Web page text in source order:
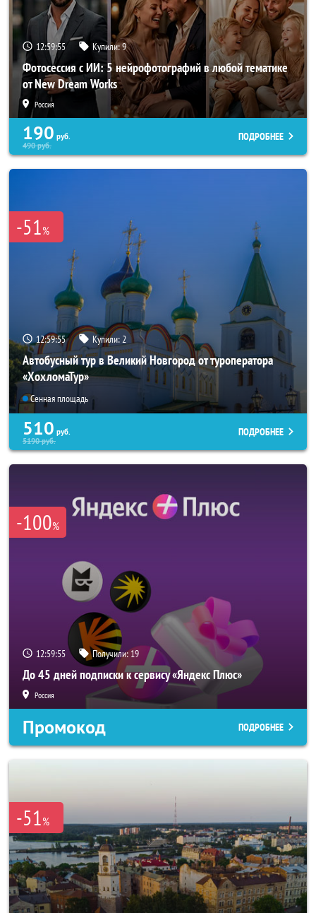
12:59:52 Купили:9
Фотосессия с ИИ: 5 нейрофотографий в любой тематике
от New Dream Works
Россия
190 руб.
490руб.
ПОДРОБНЕЕ
-51%
12:59:52 Купили: 2
Автобусный тур в Великий Новгород от туроператора
«ХохломаТур»
Сенная площадь
510 руб.
5190руб.
ПОДРОБНЕЕ
-100%
12:59:52 Получили:19
До 45 дней подписки к сервису «Яндекс Плюс»
Россия
Промокод ПОДРОБНЕЕ
-51%